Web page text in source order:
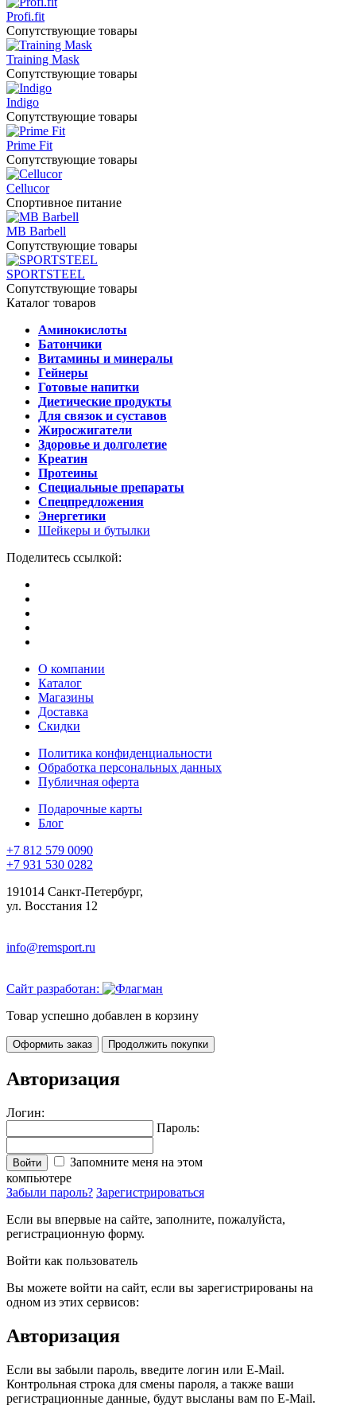
Profi.fit
Сопутствующие товары
Training Mask
Сопутствующие товары
Indigo
Сопутствующие товары
Prime Fit
Сопутствующие товары
Cellucor
Спортивное питание
MB Barbell
Сопутствующие товары
SPORTSTEEL
Сопутствующие товары
Каталог товаров
Аминокислоты
Батончики
Витамины и минералы
Гейнеры
Готовые напитки
Диетические продукты
Для связок и суставов
Жиросжигатели
Здоровье и долголетие
Креатин
Протеины
Специальные препараты
Спецпредложения
Энергетики
Шейкеры и бутылки
Поделитесь ссылкой:
О компании
Каталог
Магазины
Доставка
Скидки
Политика конфиденциальности
Обработка персональных данных
Публичная оферта
Подарочные карты
Блог
+7 812 579 0090
+7 931 530 0282
191014 Санкт-Петербург,
ул. Восстания 12
info@remsport.ru
Сайт разработан:
Товар успешно добавлен в корзину
Оформить заказ Продолжить покупки
Авторизация
Логин:
Пароль:
Войти
Запомните меня на этом
компьютере
Забыли пароль? Зарегистрироваться
Если вы впервые на сайте, заполните, пожалуйста,
регистрационную форму.
Войти как пользователь
Вы можете войти на сайт, если вы зарегистрированы на
одном из этих сервисов:
Авторизация
Если вы забыли пароль, введите логин или E-Mail.
Контрольная строка для смены пароля, а также ваши
регистрационные данные, будут высланы вам по E-Mail.